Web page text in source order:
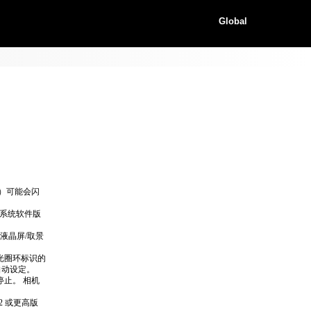
Global
可能会闪
统软件版
晶屏/取景
圈环标识的
设定。
止。 相机
或更高版